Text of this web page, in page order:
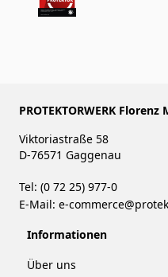
PROTEKTORWERK
Viktoriastraße 58
D-76571 Gaggenau
Tel: (0 72 25) 977-0
E-Mail: e-
Informationen
Über uns